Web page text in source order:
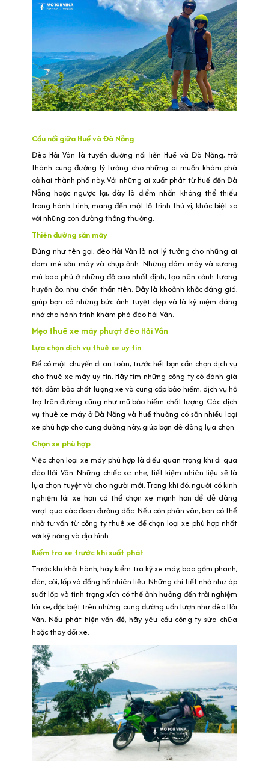
Cầu nối giữa Huế và Đà Nẵng
Đèo Hải Vân là tuyến đường nối liền Huế và Đà Nẵng, trở
thành cung đường lý tưởng cho những ai muốn khám phá
cả hai thành phố này. Với những ai xuất phát từ Huế đến Đà
Nẵng hoặc ngược lại, đây là điểm nhấn không thể thiếu
trong hành trình, mang đến một lộ trình thú vị, khác biệt so
với những con đường thông thường.
Thiên đường săn mây
Đúng như tên gọi, đèo Hải Vân là nơi lý tưởng cho những ai
đam mê săn mây và chụp ảnh. Những đám mây và sương
mù bao phủ ở những độ cao nhất định, tạo nên cảnh tượng
huyền ảo, như chốn thần tiên. Đây là khoảnh khắc đáng giá,
giúp bạn có những bức ảnh tuyệt đẹp và là kỷ niệm đáng
nhớ cho hành trình khám phá đèo Hải Vân.
Mẹo thuê xe máy phượt đèo Hải Vân
Lựa chọn dịch vụ thuê xe uy tín
Để có một chuyến đi an toàn, trước hết bạn cần chọn dịch vụ
cho thuê xe máy uy tín. Hãy tìm những công ty có đánh giá
tốt, đảm bảo chất lượng xe và cung cấp bảo hiểm, dịch vụ hỗ
trợ trên đường cũng như mũ bảo hiểm chất lượng. Các dịch
vụ thuê xe máy ở Đà Nẵng và Huế thường có sẵn nhiều loại
xe phù hợp cho cung đường này, giúp bạn dễ dàng lựa chọn.
Chọn xe phù hợp
Việc chọn loại xe máy phù hợp là điều quan trọng khi đi qua
đèo Hải Vân. Những chiếc xe nhẹ, tiết kiệm nhiên liệu sẽ là
lựa chọn tuyệt vời cho người mới. Trong khi đó, người có kinh
nghiệm lái xe hơn có thể chọn xe mạnh hơn để dễ dàng
vượt qua các đoạn đường dốc. Nếu còn phân vân, bạn có thể
nhờ tư vấn từ công ty thuê xe để chọn loại xe phù hợp nhất
với kỹ năng và địa hình.
Kiểm tra xe trước khi xuất phát
Trước khi khởi hành, hãy kiểm tra kỹ xe máy, bao gồm phanh,
đèn, còi, lốp và đồng hồ nhiên liệu. Những chi tiết nhỏ như áp
suất lốp và tình trạng xích có thể ảnh hưởng đến trải nghiệm
lái xe, đặc biệt trên những cung đường uốn lượn như đèo Hải
Vân. Nếu phát hiện vấn đề, hãy yêu cầu công ty sửa chữa
hoặc thay đổi xe.